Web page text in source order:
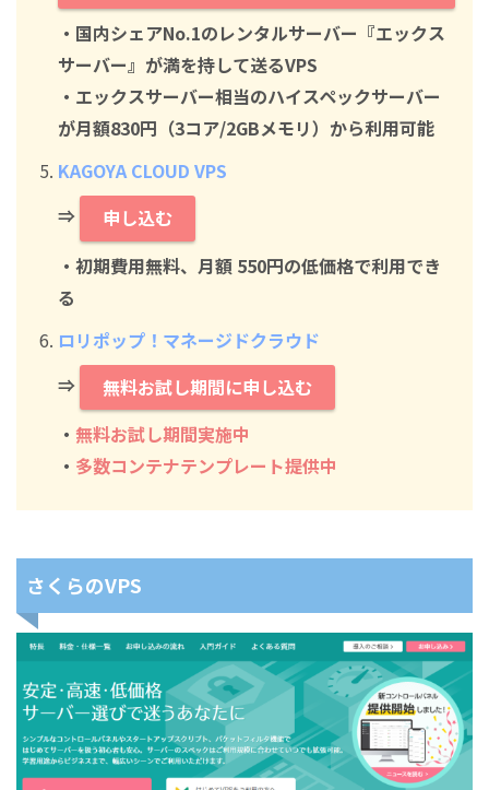
・国内シェアNo.1のレンタルサーバー『エックス
サーバー』が満を持して送るVPS
・エックスサーバー相当のハイスペックサーバー
が月額830円（3コア/2GBメモリ）から利用可能
KAGOYA CLOUD VPS
⇒
申し込む
・初期費用無料、月額 550円の低価格で利用でき
る
ロリポップ！マネージドクラウド
⇒
無料お試し期間に申し込む
・無料お試し期間実施中
・ 多数コンテナテンプレート提供中
さくらのVPS